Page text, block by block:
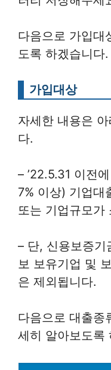
다음으로 가입대
도록 하겠습니다.
가입대상
자세한 내용은
다.
– ’22.5.31 이전
7% 이상) 기업대
또는 기업규모가
– 단, 신용보증기
보 보유기업 및
은 제외됩니다.
다음으로 대출종
세히 알아보도록